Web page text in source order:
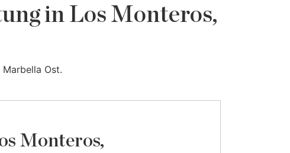
in Los Monteros,
Ost.
Monteros,